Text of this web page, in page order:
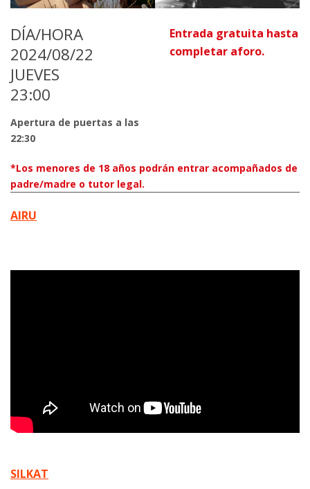
DÍA/HORA
2024/08/22
JUEVES
23:00
Apertura de puertas a las
22:30
Entrada gratuita hasta
completar aforo.
*Los menores de 18 años podrán entrar acompañados de
padre/madre o tutor legal.
AIRU
SILKAT